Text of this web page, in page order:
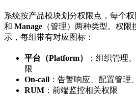
系统按产品模块划分权限点，每个
和 Manage （管理）两种类型。权
示，每组带有对应图标：
平台（Platform）
：组织管理
限
On-call ：告警响应、配置管理
RUM ：前端监控相关权限